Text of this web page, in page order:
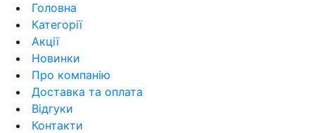
Головна
Категорії
Акції
Новинки
Про компанію
Доставка та оплата
Відгуки
Контакти